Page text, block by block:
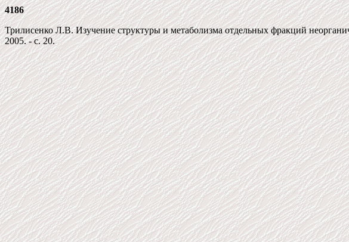
4186
Трилисенко Л.В. Изучение структуры и метаболизма отдельных фракций
2005. - с. 20.